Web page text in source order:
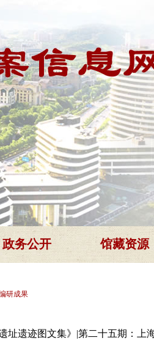
政务公开 馆藏资源
研成果
址遗迹图文集》|第二十五期：上